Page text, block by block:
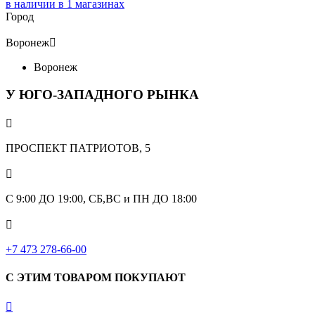
в наличии в 1 магазинах
Город
Воронеж
Воронеж
У ЮГО-ЗАПАДНОГО РЫНКА

ПРОСПЕКТ ПАТРИОТОВ, 5

С 9:00 ДО 19:00, СБ,ВС и ПН ДО 18:00

+7 473 278-66-00
С ЭТИМ ТОВАРОМ ПОКУПАЮТ
